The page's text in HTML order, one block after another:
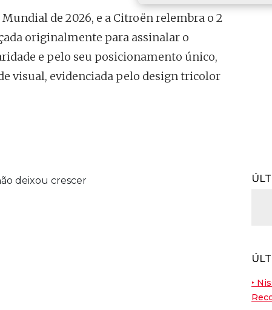
de 2026, e a Citroën relembra o 2
originalmente para assinalar o
e pelo seu posicionamento único,
visual, evidenciada pelo design tricolor
‣